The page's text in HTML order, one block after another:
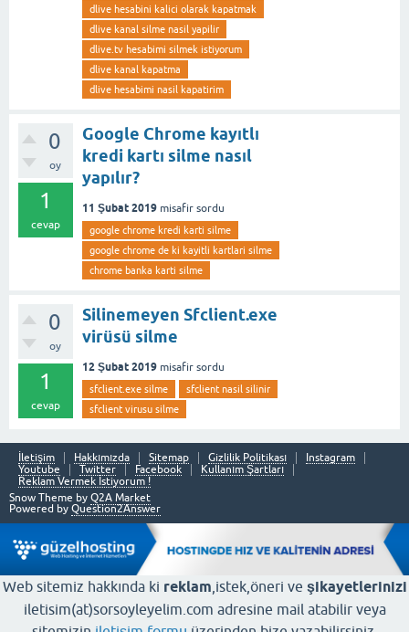
dlive hesabini kalici olarak kapatmak
dlive kanal silme nasil yapilir
dlive.tv hesabimi silmek istiyorum
dlive kanal kapatma
dlive hesabimi nasil kapatirim
0
oy
1
cevap
Google Chrome kayıtlı
kredi kartı silme nasıl
yapılır?
11 Şubat 2019 misafir sordu
google chrome kredi karti silme
google chrome de ki kayitli kartlari silme
chrome banka karti silme
0
oy
1
cevap
Silinemeyen Sfclient.exe
virüsü silme
12 Şubat 2019 misafir sordu
sfclient.exe silme
sfclient nasil silinir
sfclient virusu silme
İletişim Hakkımızda Sitemap Gizlilik Politikası
Instagram
Youtube
Twitter Facebook
Kullanım Şartları
Reklam Vermek İstiyorum !
Snow Theme by Q2A Market
Powered by Question2Answer
Web sitemiz hakkında ki reklam ,istek,öneri ve şikayetlerinizi
iletisim(at)sorsoyleyelim.com adresine mail atabilir veya